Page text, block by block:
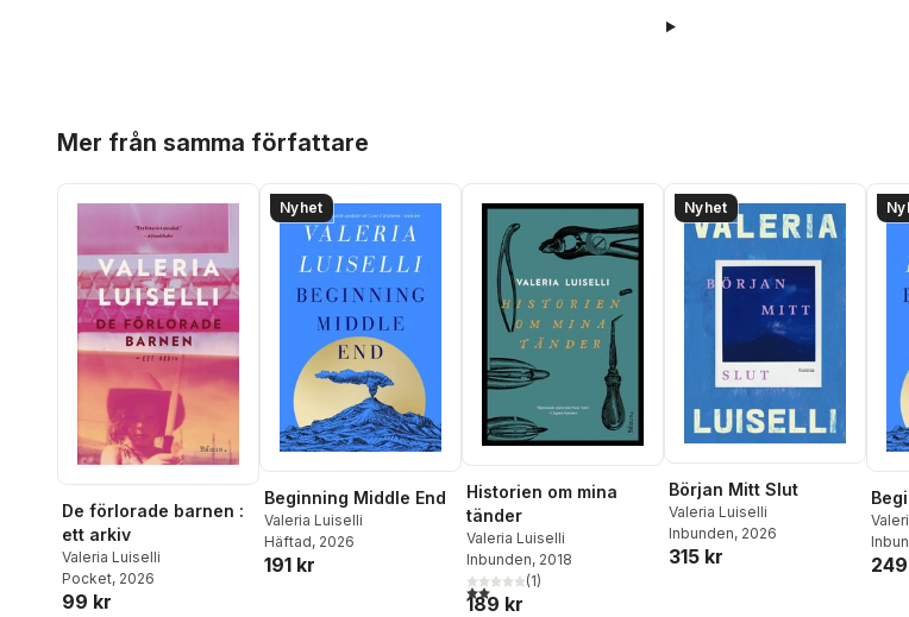
Mer från samma författare
De förlorade barnen :
ett arkiv
Valeria Luiselli
Pocket, 2026
99 kr
Nyhet
Beginning Middle End
Valeria Luiselli
Häftad, 2026
191 kr
Historien om mina
tänder
Valeria Luiselli
Inbunden, 2018
2,0utav 5 stjärnor. Totalt antal röster:
(1)
189 kr
Nyhet
Början Mitt Slut
Valeria Luiselli
Inbunden, 2026
315 kr